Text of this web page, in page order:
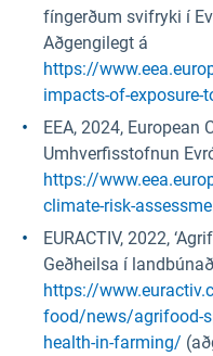
fíngerðum svifryki í
Aðgengilegt á
https://
impacts-of-exposure-
EEA, 2024, European
Umhverfisstofnun
https://
climate-risk-
EURACTIV, 2022,
Geðheilsa í
https://
food/news/agrifood-
health-in-farming/